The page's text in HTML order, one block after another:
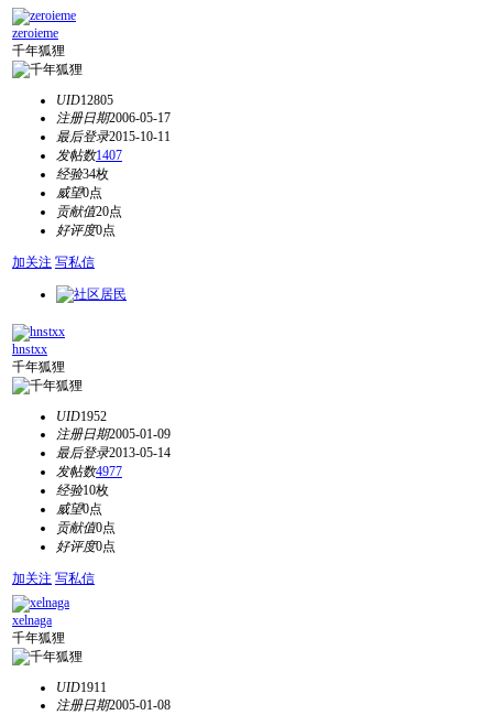
zeroieme
千年狐狸
UID12805
注册日期2006-05-17
最后登录2015-10-11
发帖数1407
经验34枚
威望0点
贡献值20点
好评度0点
加关注 写私信
hnstxx
千年狐狸
UID1952
注册日期2005-01-09
最后登录2013-05-14
发帖数4977
经验10枚
威望0点
贡献值0点
好评度0点
加关注 写私信
xelnaga
千年狐狸
UID1911
注册日期2005-01-08